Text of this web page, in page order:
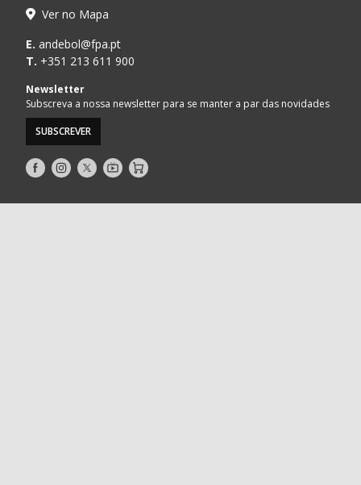
Ver no Mapa
E. andebol@fpa.pt
T. +351 213 611 900
Newsletter
Subscreva a nossa newsletter para se manter a par das novidades
SUBSCREVER
Siga-
nos
Siga-
nos
Siga-
nos
AndebolTV
Loja